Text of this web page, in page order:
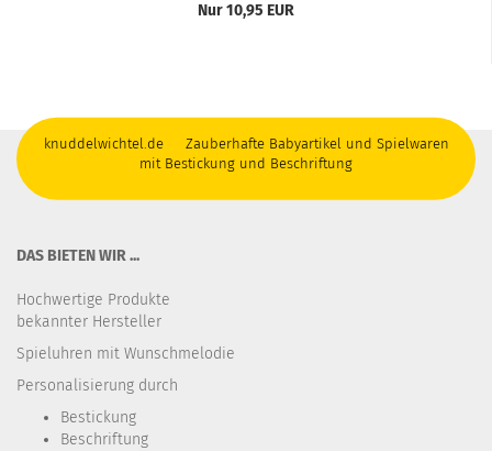
Nur 10,95 EUR
knuddelwichtel.de Zauberhafte Babyartikel und Spielwaren
mit Bestickung und Beschriftung
DAS BIETEN WIR ...
Hochwertige Produkte
bekannter Hersteller
Spieluhren mit Wunschmelodie
Personalisierung durch
Bestickung​
Beschriftung